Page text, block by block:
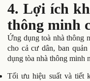
4. Lợi ích
thông minh
Ứng dụng toà nhà thông
cho cả cư dân, ban
dụng tòa nhà thông minh
Tối ưu hiệu suất và tiết